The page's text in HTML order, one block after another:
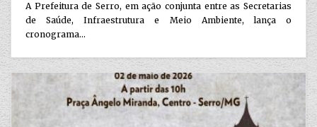
A Prefeitura de Serro, em ação conjunta entre as Secretarias
de Saúde, Infraestrutura e Meio Ambiente, lança o
cronograma...